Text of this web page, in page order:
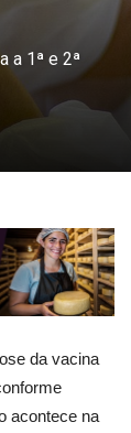
a 1ª e 2ª
da vacina
acontece na